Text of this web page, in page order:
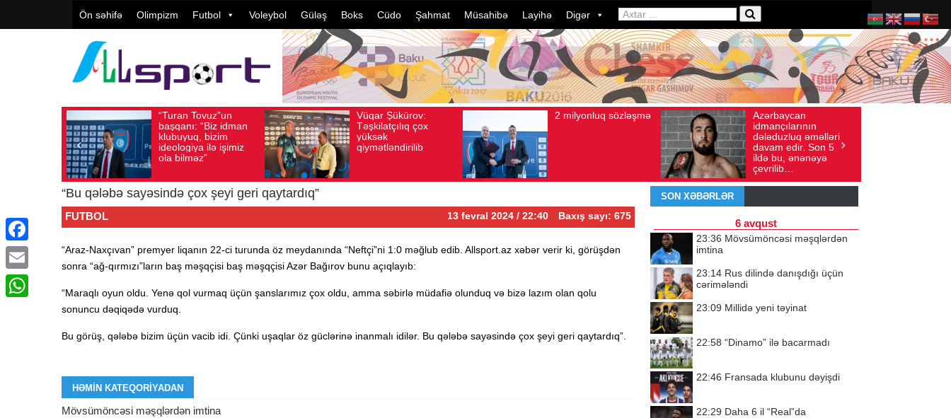
Ön səhifə Olimpizm Futbol Voleybol Güləş Boks Cüdo Şahmat Müsahibə Layihə Digər
Vüqar Şükürov:
Təşkilatçılıq çox
yüksək
qiymətləndirilib
Baxış sayı: 106
Avqust 05, 2026 2 milyonluq sözləşmə
Baxış sayı: 80
Avqust 04, 2026
Azərbaycan
Baxış sayı: 136
Avqust 04, 2026
Ad gününü vətənində
qeyd etməsə də,
ürəyi hər zaman
doğma yurdu ilə
döyünür
Baxış sayı: 238
İyul 30, 2026
“Bu qələbə sayəsində çox şeyi geri qaytardıq”
FUTBOL 13 fevral 2024 / 22:40 Baxış sayı: 675
“Araz-Naxçıvan” premyer liqanın 22-ci turunda öz meydanında “Neftçi”ni 1:0 məğlub edib. Allsport.az xəbər verir ki, görüşdən
sonra “ağ-qırmızı”ların baş məşqçisi baş məşqçisi Azər Bağırov bunu açıqlayıb:
“Maraqlı oyun oldu. Yenə qol vurmaq üçün şanslarımız çox oldu, amma səbirlə müdafiə olunduq və bizə lazım olan qolu
sonuncu dəqiqədə vurduq.
Bu görüş, qələbə bizim üçün vacib idi. Çünki uşaqlar öz güclərinə inanmalı idilər. Bu qələbə sayəsində çox şeyi geri qaytardıq”.
HƏMIN KATEQORIYADAN
Mövsümöncəsi məşqlərdən imtina
SON XƏBƏRLƏR
6 avqust
23:36 Mövsümöncəsi məşqlərdən
imtina
23:14 Rus dilində danışdığı üçün
cərimələndi
23:09 Millidə yeni təyinat
22:58 “Dinamo” ilə bacarmadı
22:46 Fransada klubunu dəyişdi
22:29 Daha 6 il “Real”da
Facebook
Email